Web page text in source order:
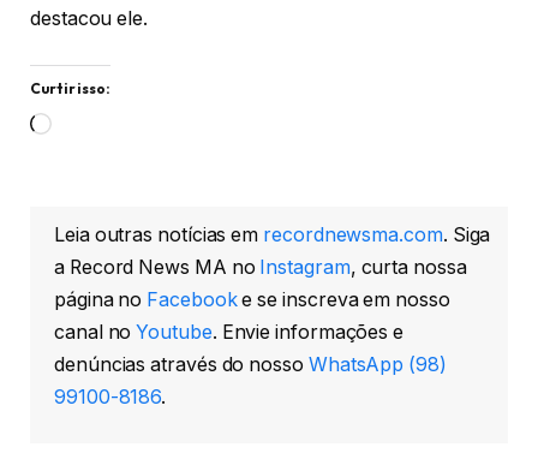
destacou ele.
Curtir isso:
Carregando...
Leia outras notícias em recordnewsma.com. Siga
a Record News MA no Instagram, curta nossa
página no Facebooke se inscreva em nosso
canal noYoutube. Envie informações e
denúncias através do nosso WhatsApp (98)
99100-8186.